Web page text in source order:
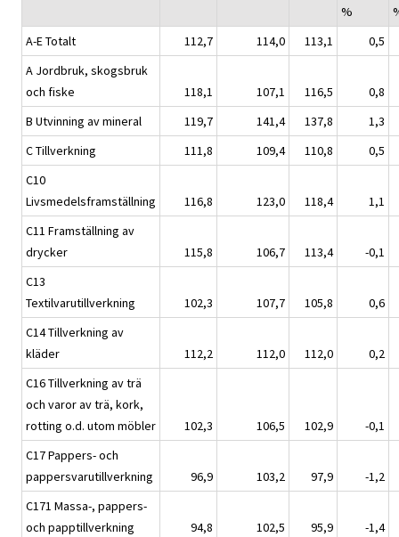
%
A-E Totalt
112,7 114,0 113,1
0,5
A Jordbruk, skogsbruk
och fiske
118,1 107,1 116,5
0,8
B Utvinning av mineral
119,7 141,4 137,8
1,3
C Tillverkning
111,8 109,4 110,8
0,5
C10
Livsmedelsframställning
116,8 123,0 118,4
1,1
C11 Framställning av
drycker
115,8 106,7 113,4
-0,1
C13
Textilvarutillverkning
102,3 107,7 105,8
0,6
C14 Tillverkning av
kläder
112,2 112,0 112,0
0,2
C16 Tillverkning av trä
och varor av trä, kork,
rotting o.d. utom möbler
102,3 106,5 102,9
-0,1
C17 Pappers- och
pappersvarutillverkning
96,9 103,2 97,9
-1,2
C171 Massa-, pappers-
och papptillverkning
94,8 102,5 95,9
-1,4